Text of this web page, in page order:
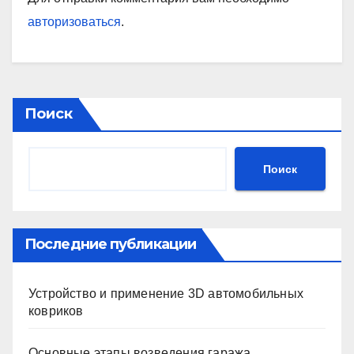
авторизоваться.
Поиск
Поиск
Последние публикации
Устройство и применение 3D автомобильных
ковриков